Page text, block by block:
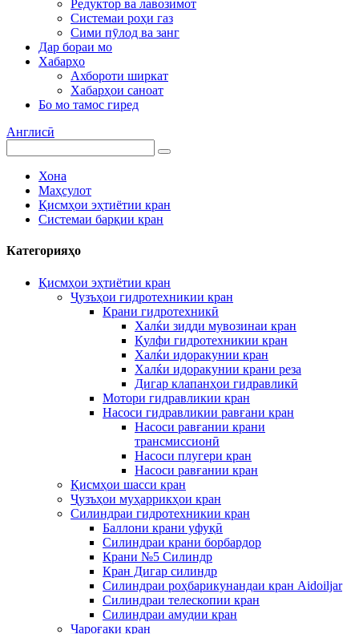
Редуктор ва лавозимот
Системаи роҳи газ
Сими пӯлод ва занг
Дар бораи мо
Хабарҳо
Ахбороти ширкат
Хабарҳои саноат
Бо мо тамос гиред
Англисӣ
Хона
Маҳсулот
Қисмҳои эҳтиётии кран
Системаи барқии кран
Категорияҳо
Қисмҳои эҳтиётии кран
Ҷузъҳои гидротехникии кран
Крани гидротехникӣ
Халќи зидди мувозинаи кран
Қулфи гидротехникии кран
Халќи идоракунии кран
Халќи идоракунии крани реза
Дигар клапанҳои гидравликӣ
Мотори гидравликии кран
Насоси гидравликии равғани кран
Насоси равғании крани
трансмиссионӣ
Насоси плугери кран
Насоси равғании кран
Қисмҳои шасси кран
Ҷузъҳои муҳаррикҳои кран
Силиндраи гидротехникии кран
Баллони крани уфуқӣ
Силиндраи крани борбардор
Крани №5 Силиндр
Кран Дигар силиндр
Силиндраи роҳбарикунандаи кран Aidoiljar
Силиндраи телескопии кран
Силиндраи амудии кран
Чароғаки кран